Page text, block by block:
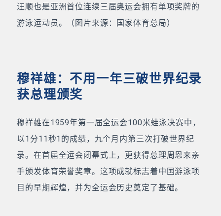
汪顺也是亚洲首位连续三届奥运会拥有单项奖牌的
游泳运动员。（图片来源：国家体育总局）
穆祥雄：不用一年三破世界纪录
获总理颁奖
穆祥雄在1959年第一届全运会100米蛙泳决赛中，
以1分11秒1的成绩，九个月内第三次打破世界纪
录。在首届全运会闭幕式上，更获得总理周恩来亲
手颁发体育荣誉奖章。这项成就标志着中国游泳项
目的早期辉煌，并为全运会历史奠定了基础。